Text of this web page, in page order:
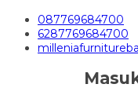
087769684700
6287769684700